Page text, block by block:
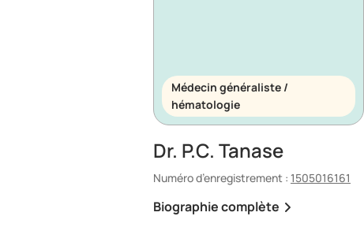
Médecin généraliste /
hématologie
Dr. P.C. Tanase
Numéro d’enregistrement : 1505016161
Biographie complète